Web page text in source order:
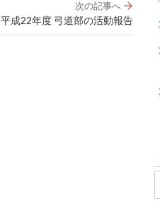
次の記事へ
平成22年度 弓道部の活動報告